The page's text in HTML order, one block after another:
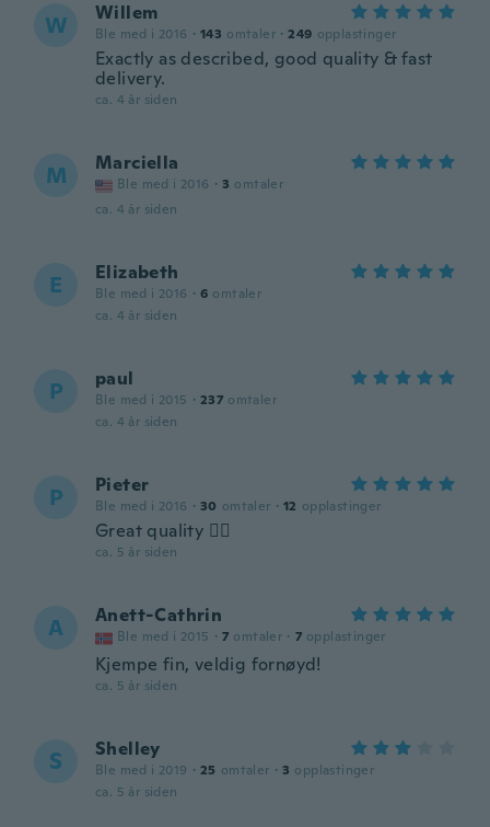
W Willem
Ble med i 2016 · 143 omtaler · 249 opplastinger
Exactly as described, good quality & fast
delivery.
ca. 4 år siden
M Marciella
Ble med i 2016 · 3 omtaler
ca. 4 år siden
E Elizabeth
Ble med i 2016 · 6 omtaler
ca. 4 år siden
P paul
Ble med i 2015 · 237 omtaler
ca. 4 år siden
P Pieter
Ble med i 2016 · 30 omtaler · 12 opplastinger
Great quality 👌🏻
ca. 5 år siden
A Anett-Cathrin
Ble med i 2015 · 7 omtaler · 7 opplastinger
Kjempe fin, veldig fornøyd!
ca. 5 år siden
S Shelley
Ble med i 2019 · 25 omtaler · 3 opplastinger
ca. 5 år siden